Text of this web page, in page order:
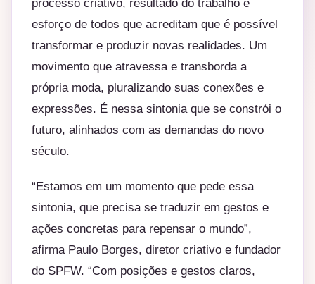
processo criativo, resultado do trabalho e
esforço de todos que acreditam que é possível
transformar e produzir novas realidades. Um
movimento que atravessa e transborda a
própria moda, pluralizando suas conexões e
expressões. É nessa sintonia que se constrói o
futuro, alinhados com as demandas do novo
século.
“Estamos em um momento que pede essa
sintonia, que precisa se traduzir em gestos e
ações concretas para repensar o mundo”,
afirma Paulo Borges, diretor criativo e fundador
do SPFW. “Com posições e gestos claros,